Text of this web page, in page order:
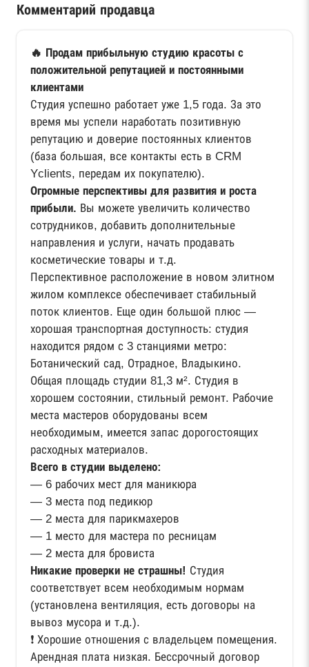
Комментарий продавца
🔥 Продам прибыльную студию красоты с
положительной репутацией и постоянными
клиентами
Студия успешно работает уже 1,5 года. За это
время мы успели наработать позитивную
репутацию и доверие постоянных клиентов
(база большая, все контакты есть в CRM
Yclients, передам их покупателю).
Огромные перспективы для развития и роста
прибыли. Вы можете увеличить количество
сотрудников, добавить дополнительные
направления и услуги, начать продавать
косметические товары и т.д.
Перспективное расположение в новом элитном
жилом комплексе обеспечивает стабильный
поток клиентов. Еще один большой плюс —
хорошая транспортная доступность: студия
находится рядом с 3 станциями метро:
Ботанический сад, Отрадное, Владыкино.
Общая площадь студии 81,3 м². Студия в
хорошем состоянии, стильный ремонт. Рабочие
места мастеров оборудованы всем
необходимым, имеется запас дорогостоящих
расходных материалов.
Всего в студии выделено:
— 6 рабочих мест для маникюра
— 3 места под педикюр
— 2 места для парикмахеров
— 1 место для мастера по ресницам
— 2 места для бровиста
Никакие проверки не страшны! Студия
соответствует всем необходимым нормам
(установлена ​​вентиляция, есть договоры на
вывоз мусора и т.д.).
❗ Хорошие отношения с владельцем помещения.
Арендная плата низкая. Бессрочный договор